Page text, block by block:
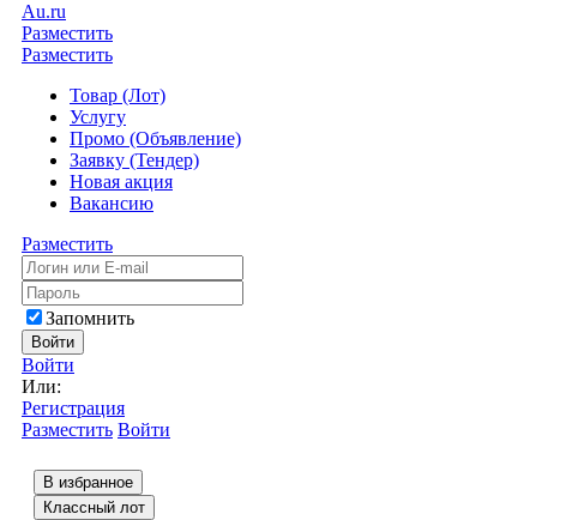
Au.ru
Разместить
Разместить
Товар (Лот)
Услугу
Промо (Объявление)
Заявку (Тендер)
Новая акция
Вакансию
Разместить
Запомнить
Войти
Войти
Или:
Регистрация
Разместить Войти
В избранное
Классный лот